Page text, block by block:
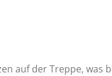
auf der Treppe, was